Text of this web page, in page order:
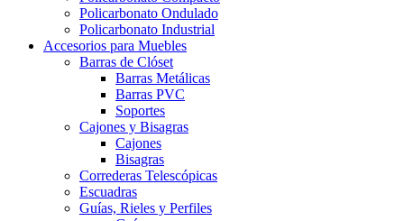
Policarbonato Ondulado
Policarbonato Industrial
Accesorios para Muebles
Barras de Clóset
Barras Metálicas
Barras PVC
Soportes
Cajones y Bisagras
Cajones
Bisagras
Correderas Telescópicas
Escuadras
Guías, Rieles y Perfiles